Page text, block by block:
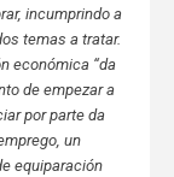
incumprindo a
temas a tratar.
económica “da
de empezar a
por parte da
un
equiparación